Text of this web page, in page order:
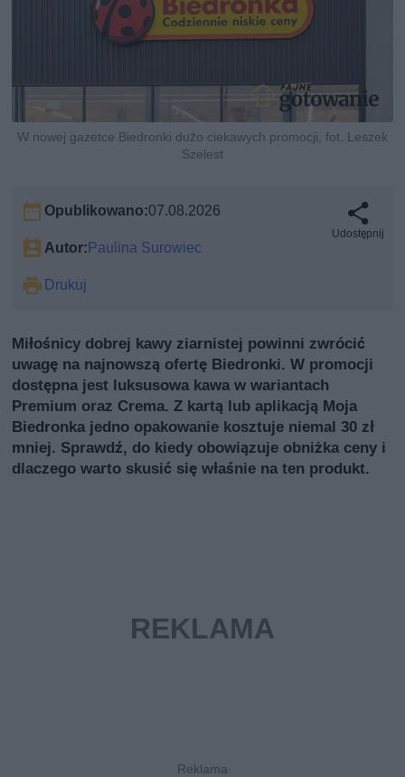
W nowej gazetce Biedronki dużo ciekawych promocji, fot. Leszek
Szelest
Opublikowano:07.08.2026
Autor: Paulina Surowiec
Drukuj
Udostępnij
Miłośnicy dobrej kawy ziarnistej powinni zwrócić
uwagę na najnowszą ofertę Biedronki. W promocji
dostępna jest luksusowa kawa w wariantach
Premium oraz Crema. Z kartą lub aplikacją Moja
Biedronka jedno opakowanie kosztuje niemal 30 zł
mniej. Sprawdź, do kiedy obowiązuje obniżka ceny i
dlaczego warto skusić się właśnie na ten produkt.